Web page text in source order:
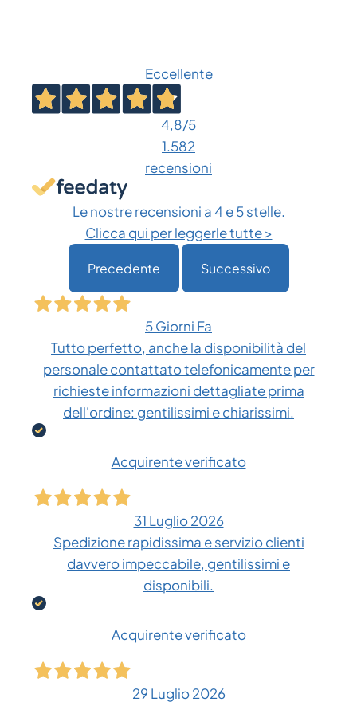
Eccellente
4,8/5
1.582
recensioni
Le nostre recensioni a 4 e 5 stelle.
Clicca qui per leggerle tutte >
Precedente Successivo
5 Giorni Fa
Tutto perfetto, anche la disponibilità del
personale contattato telefonicamente per
richieste informazioni dettagliate prima
dell'ordine: gentilissimi e chiarissimi.
Acquirente verificato
31 Luglio 2026
Spedizione rapidissima e servizio clienti
davvero impeccabile, gentilissimi e
disponibili.
Acquirente verificato
29 Luglio 2026